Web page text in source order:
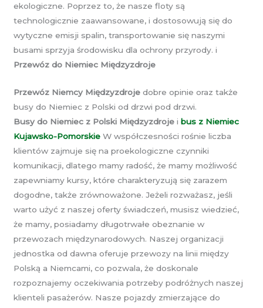
ekologiczne. Poprzez to, że nasze floty są
technologicznie zaawansowane, i dostosowują się do
wytyczne emisji spalin, transportowanie się naszymi
busami sprzyja środowisku dla ochrony przyrody. i
Przewóz do Niemiec Międzyzdroje
Przewóz Niemcy Międzyzdroje dobre opinie oraz także
busy do Niemiec z Polski od drzwi pod drzwi.
Busy do Niemiec z Polski Międzyzdroje i bus z Niemiec
Kujawsko-Pomorskie W współczesności rośnie liczba
klientów zajmuje się na proekologiczne czynniki
komunikacji, dlatego mamy radość, że mamy możliwość
zapewniamy kursy, które charakteryzują się zarazem
dogodne, także zrównoważone. Jeżeli rozważasz, jeśli
warto użyć z naszej oferty świadczeń, musisz wiedzieć,
że mamy, posiadamy długotrwałe obeznanie w
przewozach międzynarodowych. Naszej organizacji
jednostka od dawna oferuje przewozy na linii między
Polską a Niemcami, co pozwala, że doskonale
rozpoznajemy oczekiwania potrzeby podróżnych naszej
klienteli pasażerów. Nasze pojazdy zmierzające do